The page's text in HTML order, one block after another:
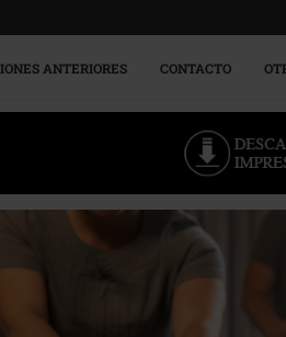
ANTERIORES CONTACTO